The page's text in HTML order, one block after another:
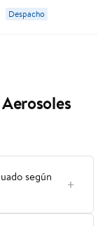
California Scents
Despacho
según